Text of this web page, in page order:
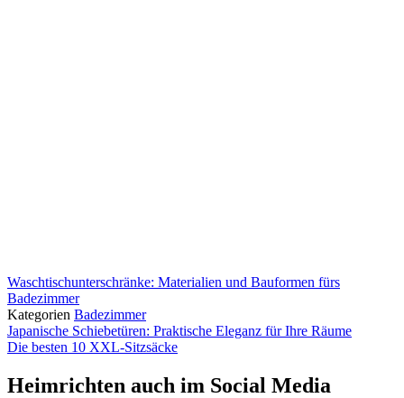
Waschtischunterschränke: Materialien und Bauformen fürs
Badezimmer
Kategorien Badezimmer
Japanische Schiebetüren: Praktische Eleganz für Ihre Räume
Die besten 10 XXL-Sitzsäcke
Heimrichten auch im Social Media